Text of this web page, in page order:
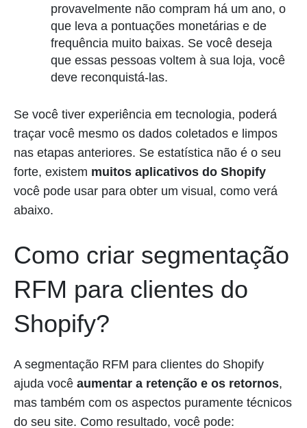
provavelmente não compram há um ano, o
que leva a pontuações monetárias e de
frequência muito baixas. Se você deseja
que essas pessoas voltem à sua loja, você
deve reconquistá-las.
Se você tiver experiência em tecnologia, poderá
traçar você mesmo os dados coletados e limpos
nas etapas anteriores. Se estatística não é o seu
forte, existem muitos aplicativos do Shopify
você pode usar para obter um visual, como verá
abaixo.
Como criar segmentação
RFM para clientes do
Shopify?
A segmentação RFM para clientes do Shopify
ajuda você aumentar a retenção e os retornos,
mas também com os aspectos puramente técnicos
do seu site. Como resultado, você pode: